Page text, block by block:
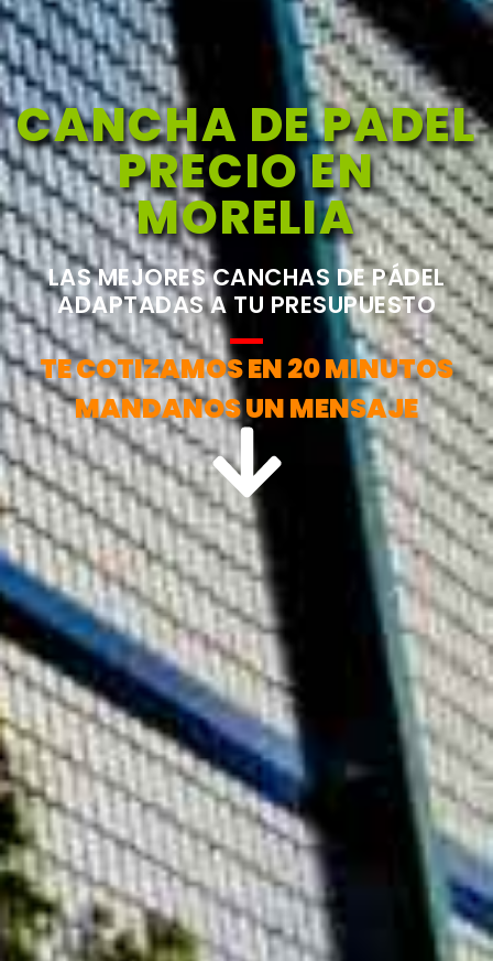
CANCHA DE PADEL
PRECIO EN
MORELIA
LAS MEJORES CANCHAS DE PÁDEL
ADAPTADAS A TU PRESUPUESTO
TE COTIZAMOS EN 20 MINUTOS
MANDANOS UN MENSAJE